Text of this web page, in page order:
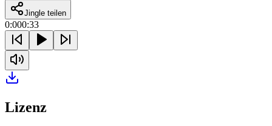
Jingle teilen
0:000:33
Lizenz